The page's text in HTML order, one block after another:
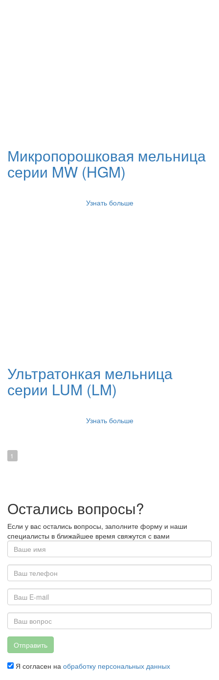
Микропорошковая мельница
серии MW (HGM)
Узнать больше
Ультратонкая мельница
серии LUM (LM)
Узнать больше
1
Остались вопросы?
Если у вас остались вопросы, заполните форму и наши
специалисты в ближайшее время свяжутся с вами
Отправить
Я согласен на обработку персональных данных